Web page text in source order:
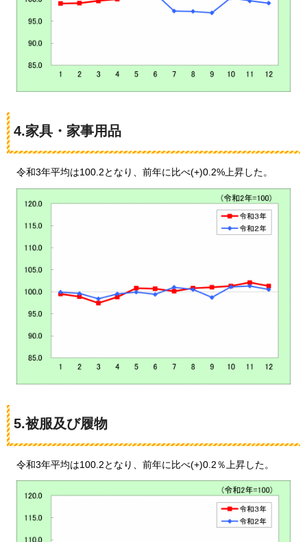
4.家具・家事用品
令和3年平均は100.2となり、 前年に比べ(+)0.2%上昇した。
5.被服及び履物
令和3年平均は100.2となり、 前年に比べ(+)0.2％上昇した。